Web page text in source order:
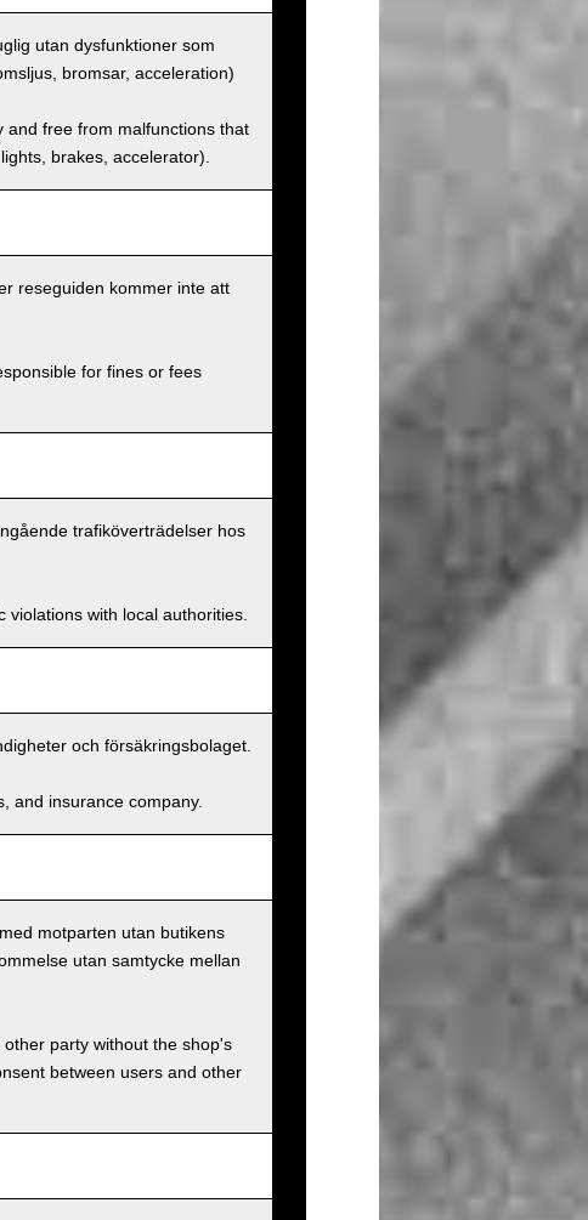
utan dysfunktioner som
bromsar, acceleration)
and free from malfunctions that
brakes, accelerator).
reseguiden kommer inte att
for fines or fees
trafiköverträdelser hos
with local authorities.
och försäkringsbolaget.
and insurance company.
motparten utan butikens
utan samtycke mellan
party without the shop's
between users and other